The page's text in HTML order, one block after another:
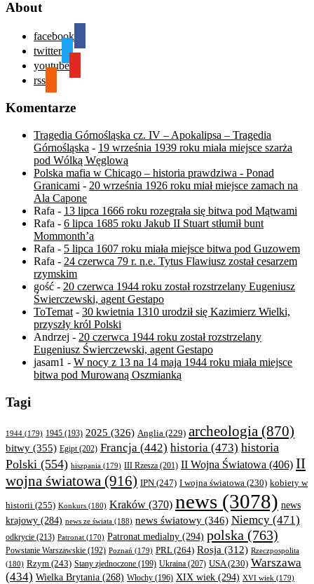
About
facebook
twitter
youtube
rss
Komentarze
Tragedia Górnośląska cz. IV – Apokalipsa – Tragedia
Górnośląska - 19 września 1939 roku miała miejsce szarża
pod Wólką Węglową
Polska mafia w Chicago – historia prawdziwa - Ponad
Granicami - 20 września 1926 roku miał miejsce zamach na
Ala Capone
Rafa - 13 lipca 1666 roku rozegrała się bitwa pod Mątwami
Rafa - 6 lipca 1685 roku Jakub II Stuart stłumił bunt
Mommonth’a
Rafa - 5 lipca 1607 roku miała miejsce bitwa pod Guzowem
Rafa - 24 czerwca 79 r. n.e. Tytus Flawiusz został cesarzem
rzymskim
gość - 20 czerwca 1944 roku został rozstrzelany Eugeniusz
Świerczewski, agent Gestapo
ToTemat - 30 kwietnia 1310 urodził się Kazimierz Wielki,
przyszły król Polski
Andrzej - 20 czerwca 1944 roku został rozstrzelany
Eugeniusz Świerczewski, agent Gestapo
jasam1 - W nocy z 13 na 14 maja 1944 roku miała miejsce
bitwa pod Murowaną Oszmianką
Tagi
1944 (179) 1945 (193) 2025 (326) Anglia (229) archeologia (870)
bitwy (355) Egipt(202) Francja (442) historia (473) historia
Polski (554) hiszpania (179) III Rzesza (201) II Wojna Światowa (406) II
wojna światowa (916) IPN (247) I wojna światowa (230) kobiety w
historii (255) Konkurs (180) Kraków (370) news (3078) news
krajowy (284) news ze świata (188) news światowy (346) Niemcy (471)
odkrycie (213) Patronat (170) Patronat medialny (294) polska (763)
Powstanie Warszawskie (192) Poznań (179) PRL(264) Rosja (312) Rzeczpospolita
(180) Rzym (243) Stany zjednoczone (199) Ukraina (207) USA(230) Warszawa
(434) Wielka Brytania (268) Włochy (196) XIX wiek (294) XVI wiek (179)